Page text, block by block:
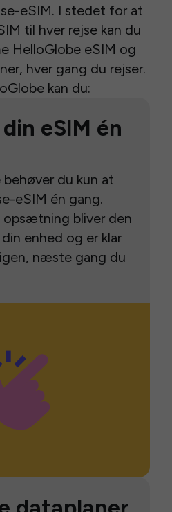
eSIM. I stedet for at
til hver rejse kan du
HelloGlobe eSIM og
hver gang du rejser.
kan du:
eSIM én
du kun at
eSIM én gang.
bliver den
enhed og er klar
næste gang du